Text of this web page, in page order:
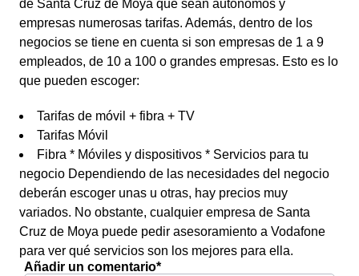
de Santa Cruz de Moya que sean autónomos y
empresas numerosas tarifas. Además, dentro de los
negocios se tiene en cuenta si son empresas de 1 a 9
empleados, de 10 a 100 o grandes empresas. Esto es lo
que pueden escoger:
Tarifas de móvil + fibra + TV
Tarifas Móvil
Fibra * Móviles y dispositivos * Servicios para tu
negocio Dependiendo de las necesidades del negocio
deberán escoger unas u otras, hay precios muy
variados. No obstante, cualquier empresa de Santa
Cruz de Moya puede pedir asesoramiento a Vodafone
para ver qué servicios son los mejores para ella.
Añadir un comentario*